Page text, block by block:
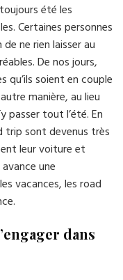
été les
Certaines personnes
ne rien laisser au
De nos jours,
qu’ils soient en couple
manière, au lieu
passer tout l’été. En
trip sont devenus très
leur voiture et
une
vacances, les road
dans